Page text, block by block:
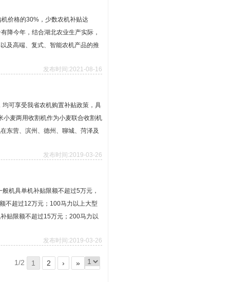
价格的30%，少数农机补贴达
降今年，结合湖北农业生产实际，
及高端、复式、智能农机产品的推
发布时间:2021-08-16
可享受我省农机购置补贴政策，具
小麦两用收割机作为小麦联合收割机
东营、滨州、德州、聊城、菏泽及
发布时间:2019-03-26
机具单机补贴限额不超过5万元，
不超过12万元；100马力以上大型
贴限额不超过15万元；200马力以
发布时间:2019-03-26
1/2 1 2 › »